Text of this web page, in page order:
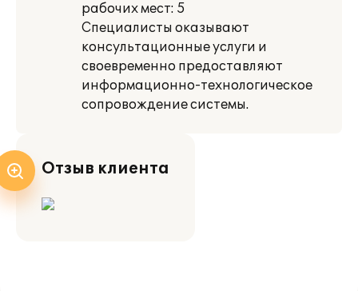
рабочих мест: 5
Специалисты оказывают
консультационные услуги и
своевременно предоставляют
информационно-технологическое
сопровождение системы.
Отзыв клиента